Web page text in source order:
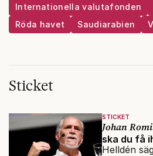
Internationella valutafonden
Röda havet
Saudiarabien
Sticket
STICKET
Johan
ska du få
Helldén